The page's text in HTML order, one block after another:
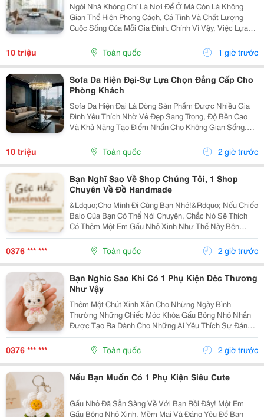
Ngôi Nhà Không Chỉ Là Nơi Để Ở Mà Còn Là Không
Gian Thể Hiện Phong Cách, Cá Tính Và Chất Lượng
Cuộc Sống Của Mỗi Gia Đình. Chính Vì Vậy, Việc Lựa
Chọn Nội Thất Xinh Đang Trở Thành Xu Hướng Được
Nhiều Người Quan Tâm Khi Muốn Biến Không Gian
Sống Trở...
10 triệu Toàn quốc 1 giờ trước
Sofa Da Hiện Đại-Sự Lựa Chọn Đẳng Cấp Cho
Phòng Khách
Sofa Da Hiện Đại Là Dòng Sản Phẩm Được Nhiều Gia
Đình Yêu Thích Nhờ Vẻ Đẹp Sang Trọng, Độ Bền Cao
Và Khả Năng Tạo Điểm Nhấn Cho Không Gian Sống.
Với Thiết Kế Tinh Tế Cùng Chất Liệu Da Cao Cấp, Sofa
Không Chỉ Mang Lại Cảm Giác Thoải Mái Mà Còn Thể...
10 triệu Toàn quốc 2 giờ trước
Bạn Nghĩ Sao Về Shop Chúng Tôi, 1 Shop
Chuyên Về Đồ Handmade
&Ldquo;Cho Mình Đi Cùng Bạn Nhé!&Rdquo; Nếu Chiếc
Balo Của Bạn Có Thể Nói Chuyện, Chắc Nó Sẽ Thích
Có Thêm Một Em Gấu Nhỏ Xinh Như Thế Này Bên
Cạnh. Từ Những Buổi Đi Học, Đi Làm, Đi Cà Phê Hay
Những Chuyến Đi Chơi Cuối Tuần, Em Móc Khóa Gấu
Bông...
0376 *** *** Toàn quốc 2 giờ trước
Bạn Nghic Sao Khi Có 1 Phụ Kiện Dêc Thương
Như Vậy
Thêm Một Chút Xinh Xắn Cho Những Ngày Bình
Thường Những Chiếc Móc Khóa Gấu Bông Nhỏ Nhắn
Được Tạo Ra Dành Cho Những Ai Yêu Thích Sự Đáng
Yêu Và Những Món Đồ Có Dấu Ấn Riêng. Từ Chiếc Balo
Đi Học, Túi Xách Đi Chơi Đến Chùm Chìa Khóa Quen
Thuộc,...
0376 *** *** Toàn quốc 2 giờ trước
Nếu Bạn Muốn Có 1 Phụ Kiện Siêu Cute
Gấu Nhỏ Đã Sẵn Sàng Về Với Bạn Rồi Đây! Một Em
Gấu Bông Nhỏ Xinh, Mềm Mại Và Đáng Yêu Để Bạn